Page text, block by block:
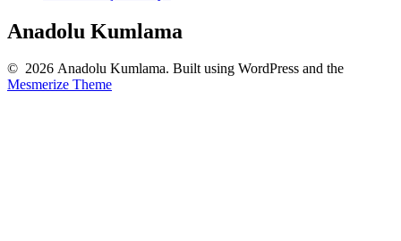
Anadolu Kumlama
© 2026 Anadolu Kumlama. Built using WordPress and the
Mesmerize Theme